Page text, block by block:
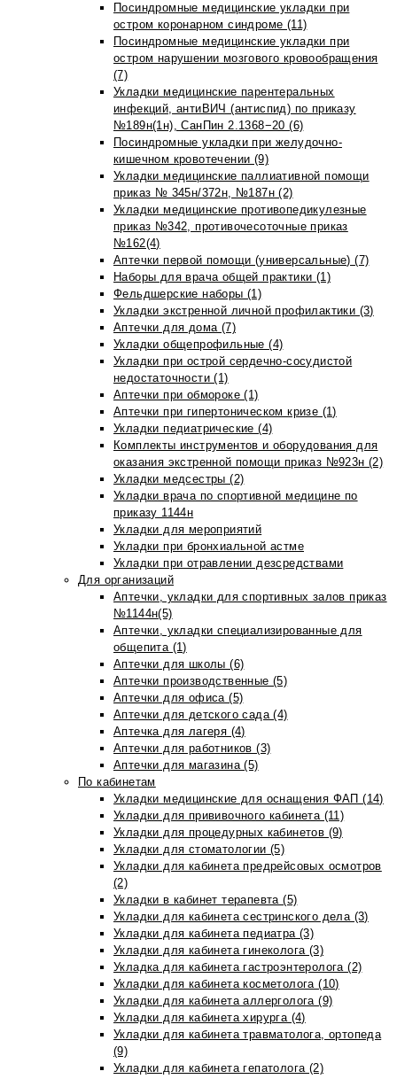
Посиндромные медицинские укладки при
остром коронарном синдроме (11)
Посиндромные медицинские укладки при
остром нарушении мозгового кровообращения
(7)
Укладки медицинские парентеральных
инфекций, антиВИЧ (антиспид) по приказу
№189н(1н), СанПин 2.1368−20 (6)
Посиндромные укладки при желудочно-
кишечном кровотечении (9)
Укладки медицинские паллиативной помощи
приказ № 345н/372н, №187н (2)
Укладки медицинские противопедикулезные
приказ №342, противочесоточные приказ
№162(4)
Аптечки первой помощи (универсальные) (7)
Наборы для врача общей практики (1)
Фельдшерские наборы (1)
Укладки экстренной личной профилактики (3)
Аптечки для дома (7)
Укладки общепрофильные (4)
Укладки при острой сердечно-сосудистой
недостаточности (1)
Аптечки при обмороке (1)
Аптечки при гипертоническом кризе (1)
Укладки педиатрические (4)
Комплекты инструментов и оборудования для
оказания экстренной помощи приказ №923н (2)
Укладки медсестры (2)
Укладки врача по спортивной медицине по
приказу 1144н
Укладки для мероприятий
Укладки при бронхиальной астме
Укладки при отравлении дезсредствами
Для организаций
Аптечки, укладки для спортивных залов приказ
№1144н(5)
Аптечки, укладки специализированные для
общепита (1)
Аптечки для школы (6)
Аптечки производственные (5)
Аптечки для офиса (5)
Аптечки для детского сада (4)
Аптечка для лагеря (4)
Аптечки для работников (3)
Аптечки для магазина (5)
По кабинетам
Укладки медицинские для оснащения ФАП (14)
Укладки для прививочного кабинета (11)
Укладки для процедурных кабинетов (9)
Укладки для стоматологии (5)
Укладки для кабинета предрейсовых осмотров
(2)
Укладки в кабинет терапевта (5)
Укладки для кабинета сестринского дела (3)
Укладки для кабинета педиатра (3)
Укладки для кабинета гинеколога (3)
Укладка для кабинета гастроэнтеролога (2)
Укладки для кабинета косметолога (10)
Укладки для кабинета аллерголога (9)
Укладки для кабинета хирурга (4)
Укладки для кабинета травматолога, ортопеда
(9)
Укладки для кабинета гепатолога (2)